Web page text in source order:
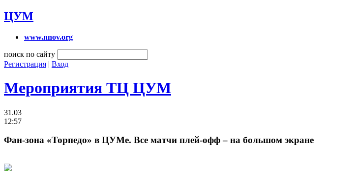
ЦУМ
www.nnov.org
поиск по сайту
Регистрация | Вход
Мероприятия ТЦ ЦУМ
31.03
12:57
Фан-зона «Торпедо» в ЦУМе. Все матчи плей-офф – на большом экране